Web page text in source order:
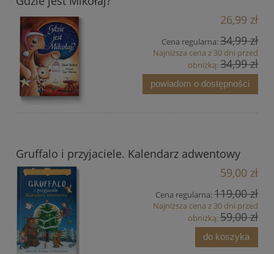
26,99 zł
Cena regularna:34,99 zł
Najniższa cena z 30 dni przed
obniżką:34,99 zł
powiadom o dostępności
Gruffalo i przyjaciele. Kalendarz adwentowy
59,00 zł
Cena regularna:119,00 zł
Najniższa cena z 30 dni przed
obniżką:59,00 zł
do koszyka